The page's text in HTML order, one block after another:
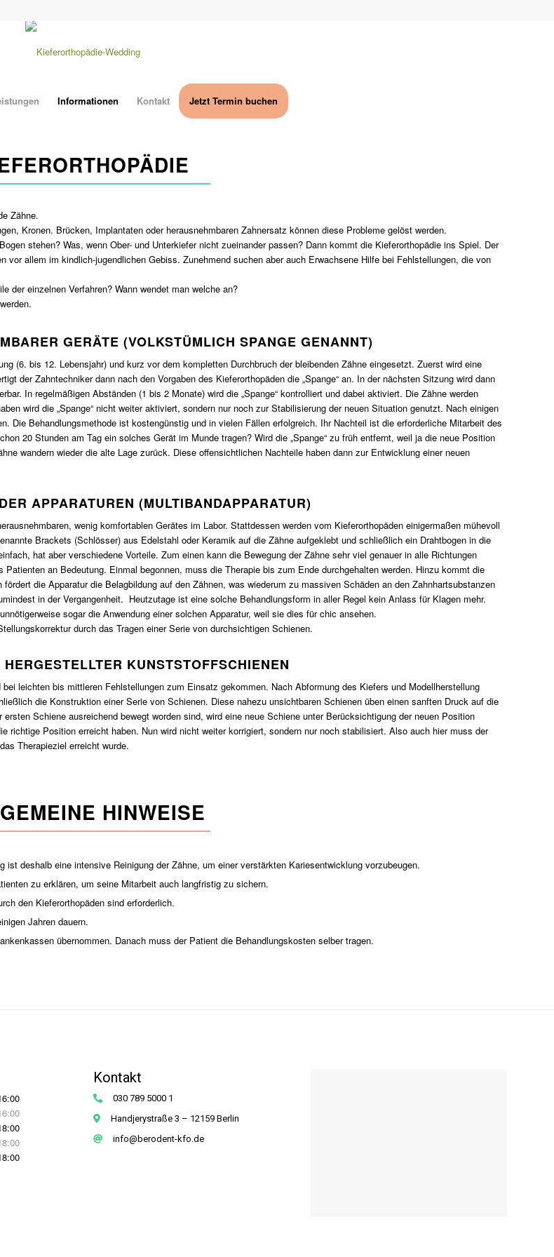
Informationen Kontakt Jetzt Termin buchen
Zähne.
Kronen. Brücken, Implantaten oder herausnehmbaren Zahnersatz können diese Probleme gelöst werden.
stehen? Was, wenn Ober- und Unterkiefer nicht zueinander passen? Dann kommt die Kieferorthopädie ins Spiel. Der
vor allem im kindlich-jugendlichen Gebiss. Zunehmend suchen aber auch Erwachsene Hilfe bei Fehlstellungen, die von
der einzelnen Verfahren? Wann wendet man welche an?
GERÄTE (VOLKSTÜMLICH SPANGE GENANNT)
(6. bis 12. Lebensjahr) und kurz vor dem kompletten Durchbruch der bleibenden Zähne eingesetzt. Zuerst wird eine
der Zahntechniker dann nach den Vorgaben des Kieferorthopäden die „Spange“ an. In der nächsten Sitzung wird dann
In regelmäßigen Abständen (1 bis 2 Monate) wird die „Spange“ kontrolliert und dabei aktiviert. Die Zähne werden
wird die „Spange“ nicht weiter aktiviert, sondern nur noch zur Stabilisierung der neuen Situation genutzt. Nach einigen
Die Behandlungsmethode ist kostengünstig und in vielen Fällen erfolgreich. Ihr Nachteil ist die erforderliche Mitarbeit des
20 Stunden am Tag ein solches Gerät im Munde tragen? Wird die „Spange“ zu früh entfernt, weil ja die neue Position
wandern wieder die alte Lage zurück. Diese offensichtlichen Nachteile haben dann zur Entwicklung einer neuen
APPARATUREN (MULTIBANDAPPARATUR)
wenig komfortablen Gerätes im Labor. Stattdessen werden vom Kieferorthopäden einigermaßen mühevoll
Brackets (Schlösser) aus Edelstahl oder Keramik auf die Zähne aufgeklebt und schließlich ein Drahtbogen in die
hat aber verschiedene Vorteile. Zum einen kann die Bewegung der Zähne sehr viel genauer in alle Richtungen
an Bedeutung. Einmal begonnen, muss die Therapie bis zum Ende durchgehalten werden. Hinzu kommt die
die Apparatur die Belagbildung auf den Zähnen, was wiederum zu massiven Schäden an den Zahnhartsubstanzen
in der Vergangenheit. Heutzutage ist eine solche Behandlungsform in aller Regel kein Anlass für Klagen mehr.
sogar die Anwendung einer solchen Apparatur, weil sie dies für chic ansehen.
durch das Tragen einer Serie von durchsichtigen Schienen.
KUNSTSTOFFSCHIENEN
leichten bis mittleren Fehlstellungen zum Einsatz gekommen. Nach Abformung des Kiefers und Modellherstellung
die Konstruktion einer Serie von Schienen. Diese nahezu unsichtbaren Schienen üben einen sanften Druck auf die
Schiene ausreichend bewegt worden sind, wird eine neue Schiene unter Berücksichtigung der neuen Position
richtige Position erreicht haben. Nun wird nicht weiter korrigiert, sondern nur noch stabilisiert. Also auch hier muss der
Therapieziel erreicht wurde.
HINWEISE
deshalb eine intensive Reinigung der Zähne, um einer verstärkten Kariesentwicklung vorzubeugen.
zu erklären, um seine Mitarbeit auch langfristig zu sichern.
den Kieferorthopäden sind erforderlich.
Jahren dauern.
übernommen. Danach muss der Patient die Behandlungskosten selber tragen.
Kontakt
030 789 5000 1
Handjerystraße 3 – 12159 Berlin
info@berodent-kfo.de